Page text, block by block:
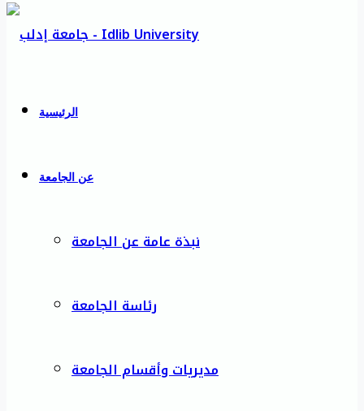
الرئيسية
عن الجامعة
نبذة عامة عن الجامعة
رئاسة الجامعة
مديريات وأقسام الجامعة